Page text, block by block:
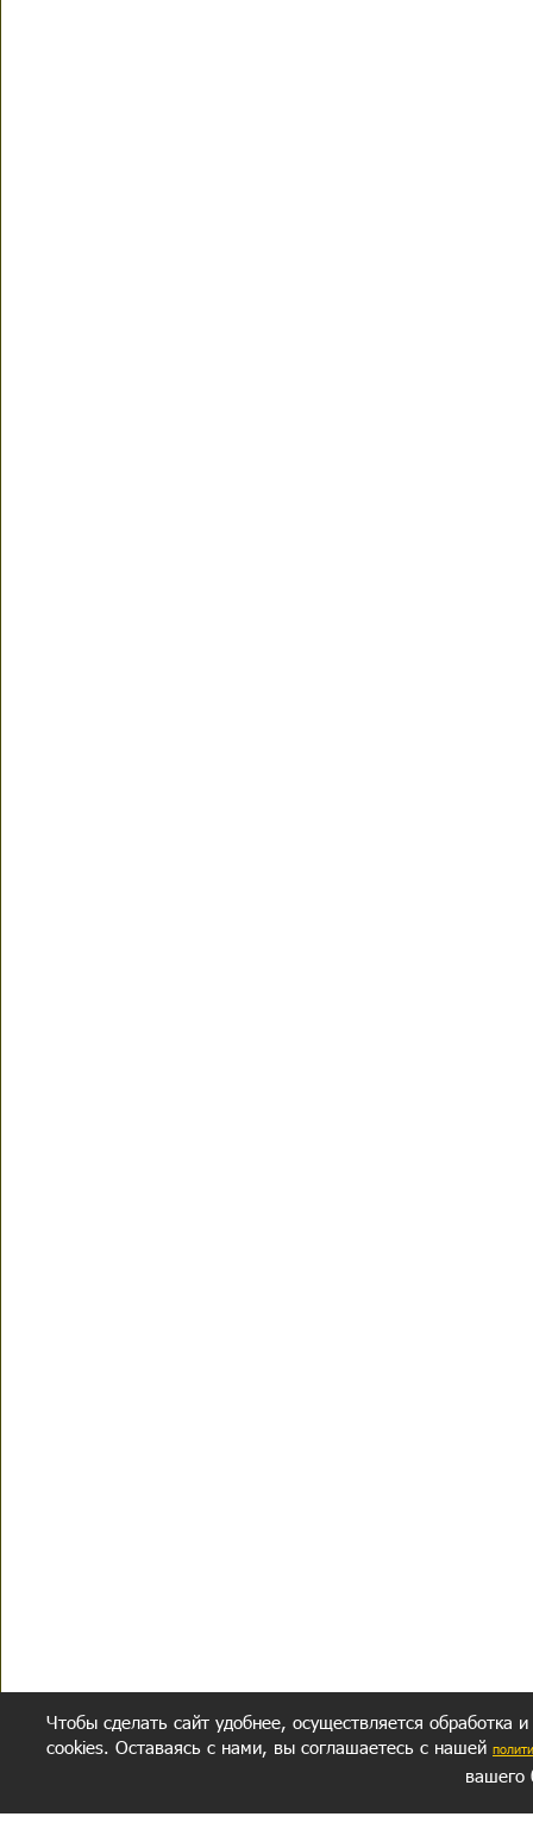
Чтобы сделать сайт удобнее, осуществляется обработка
cookies. Оставаясь с нами, вы соглашаетесь с нашей
вашего